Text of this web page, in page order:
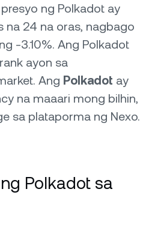
ng Polkadot ay
na 24 na oras, nagbago
-3.10%. Ang Polkadot
ayon sa
Ang Polkadot ay
na maaari mong bilhin,
sa plataporma ng Nexo.
Polkadot sa